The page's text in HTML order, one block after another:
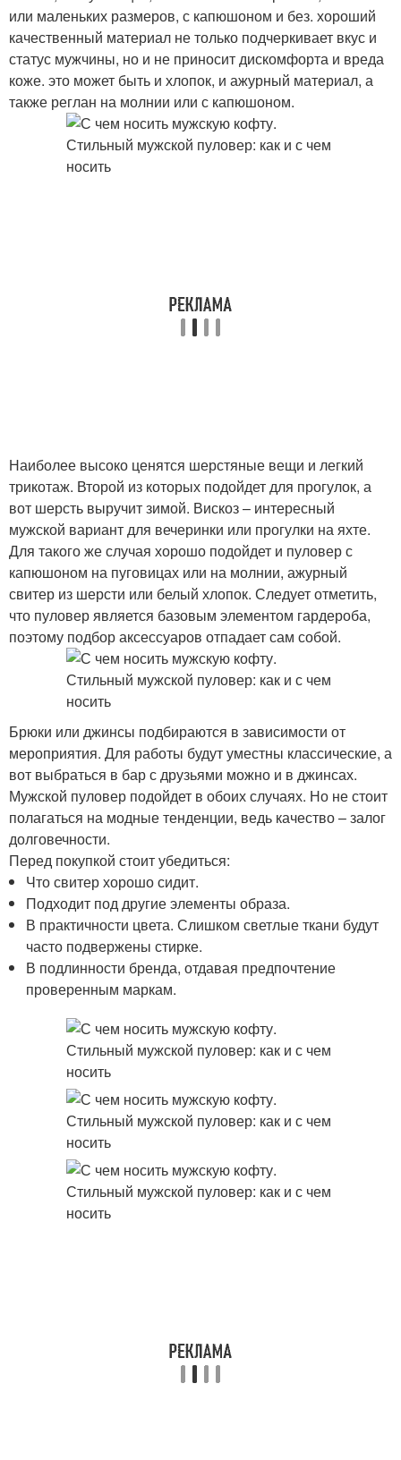
или маленьких размеров, с капюшоном и без. хороший
качественный материал не только подчеркивает вкус и
статус мужчины, но и не приносит дискомфорта и вреда
коже. это может быть и хлопок, и ажурный материал, а
также реглан на молнии или с капюшоном.
Наиболее высоко ценятся шерстяные вещи и легкий
трикотаж. Второй из которых подойдет для прогулок, а
вот шерсть выручит зимой. Вискоз – интересный
мужской вариант для вечеринки или прогулки на яхте.
Для такого же случая хорошо подойдет и пуловер с
капюшоном на пуговицах или на молнии, ажурный
свитер из шерсти или белый хлопок. Следует отметить,
что пуловер является базовым элементом гардероба,
поэтому подбор аксессуаров отпадает сам собой.
Брюки или джинсы подбираются в зависимости от
мероприятия. Для работы будут уместны классические, а
вот выбраться в бар с друзьями можно и в джинсах.
Мужской пуловер подойдет в обоих случаях. Но не стоит
полагаться на модные тенденции, ведь качество – залог
долговечности.
Перед покупкой стоит убедиться:
Что свитер хорошо сидит.
Подходит под другие элементы образа.
В практичности цвета. Слишком светлые ткани будут
часто подвержены стирке.
В подлинности бренда, отдавая предпочтение
проверенным маркам.